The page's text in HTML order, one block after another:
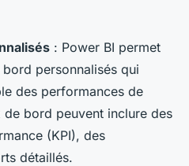
: Power BI permet
personnalisés qui
des performances de
de bord peuvent inclure des
(KPI), des
détaillés.